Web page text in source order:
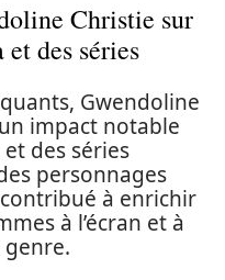
Christie sur
des séries
Gwendoline
impact notable
des séries
personnages
à enrichir
à l’écran et à